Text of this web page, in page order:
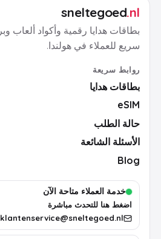
sneltegoed.nl
سريع للعملاء في هولندا.
روابط سريعة
بطاقات هدايا
eSIM
حالة الطلب
الأسئلة الشائعة
Blog
خدمة العملاء متاحة الآن
اضغط هنا للتحدث مباشرة
klantenservice@sneltegoed.nl